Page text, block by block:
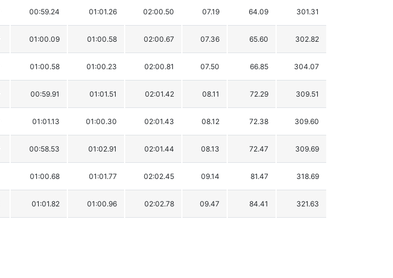
00:59.24 01:01.26 02:00.50 07.19 64.09 301.31
01:00.09 01:00.58 02:00.67 07.36 65.60 302.82
01:00.58 01:00.23 02:00.81 07.50 66.85 304.07
00:59.91 01:01.51 02:01.42 08.11 72.29 309.51
01:01.13 01:00.30 02:01.43 08.12 72.38 309.60
00:58.53 01:02.91 02:01.44 08.13 72.47 309.69
01:00.68 01:01.77 02:02.45 09.14 81.47 318.69
01:01.82 01:00.96 02:02.78 09.47 84.41 321.63